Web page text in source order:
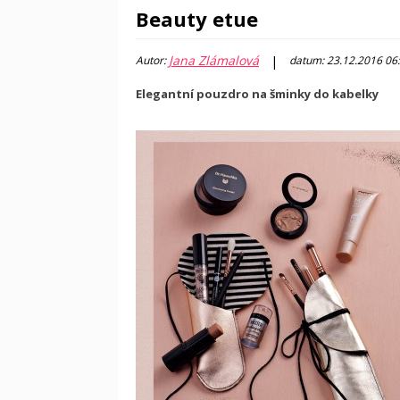
Beauty etue
Autor:Jana Zlámalová | datum: 23.12.2016
Elegantní pouzdro na šminky do kabelky